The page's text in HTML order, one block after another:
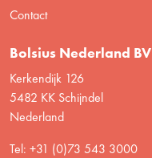
Contact
Bolsius Nederland BV
Kerkendijk 126
5482 KK Schijndel
Nederland
Tel: +31 (0)73 543 3000